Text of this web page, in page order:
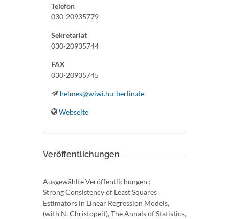
Telefon
030-20935779
Sekretariat
030-20935744
FAX
030-20935745
helmes@wiwi.hu-berlin.de
Webseite
Veröffentlichungen
Ausgewählte Veröffentlichungen :
Strong Consistency of Least Squares
Estimators in Linear Regression Models,
(with N. Christopeit), The Annals of Statistics,